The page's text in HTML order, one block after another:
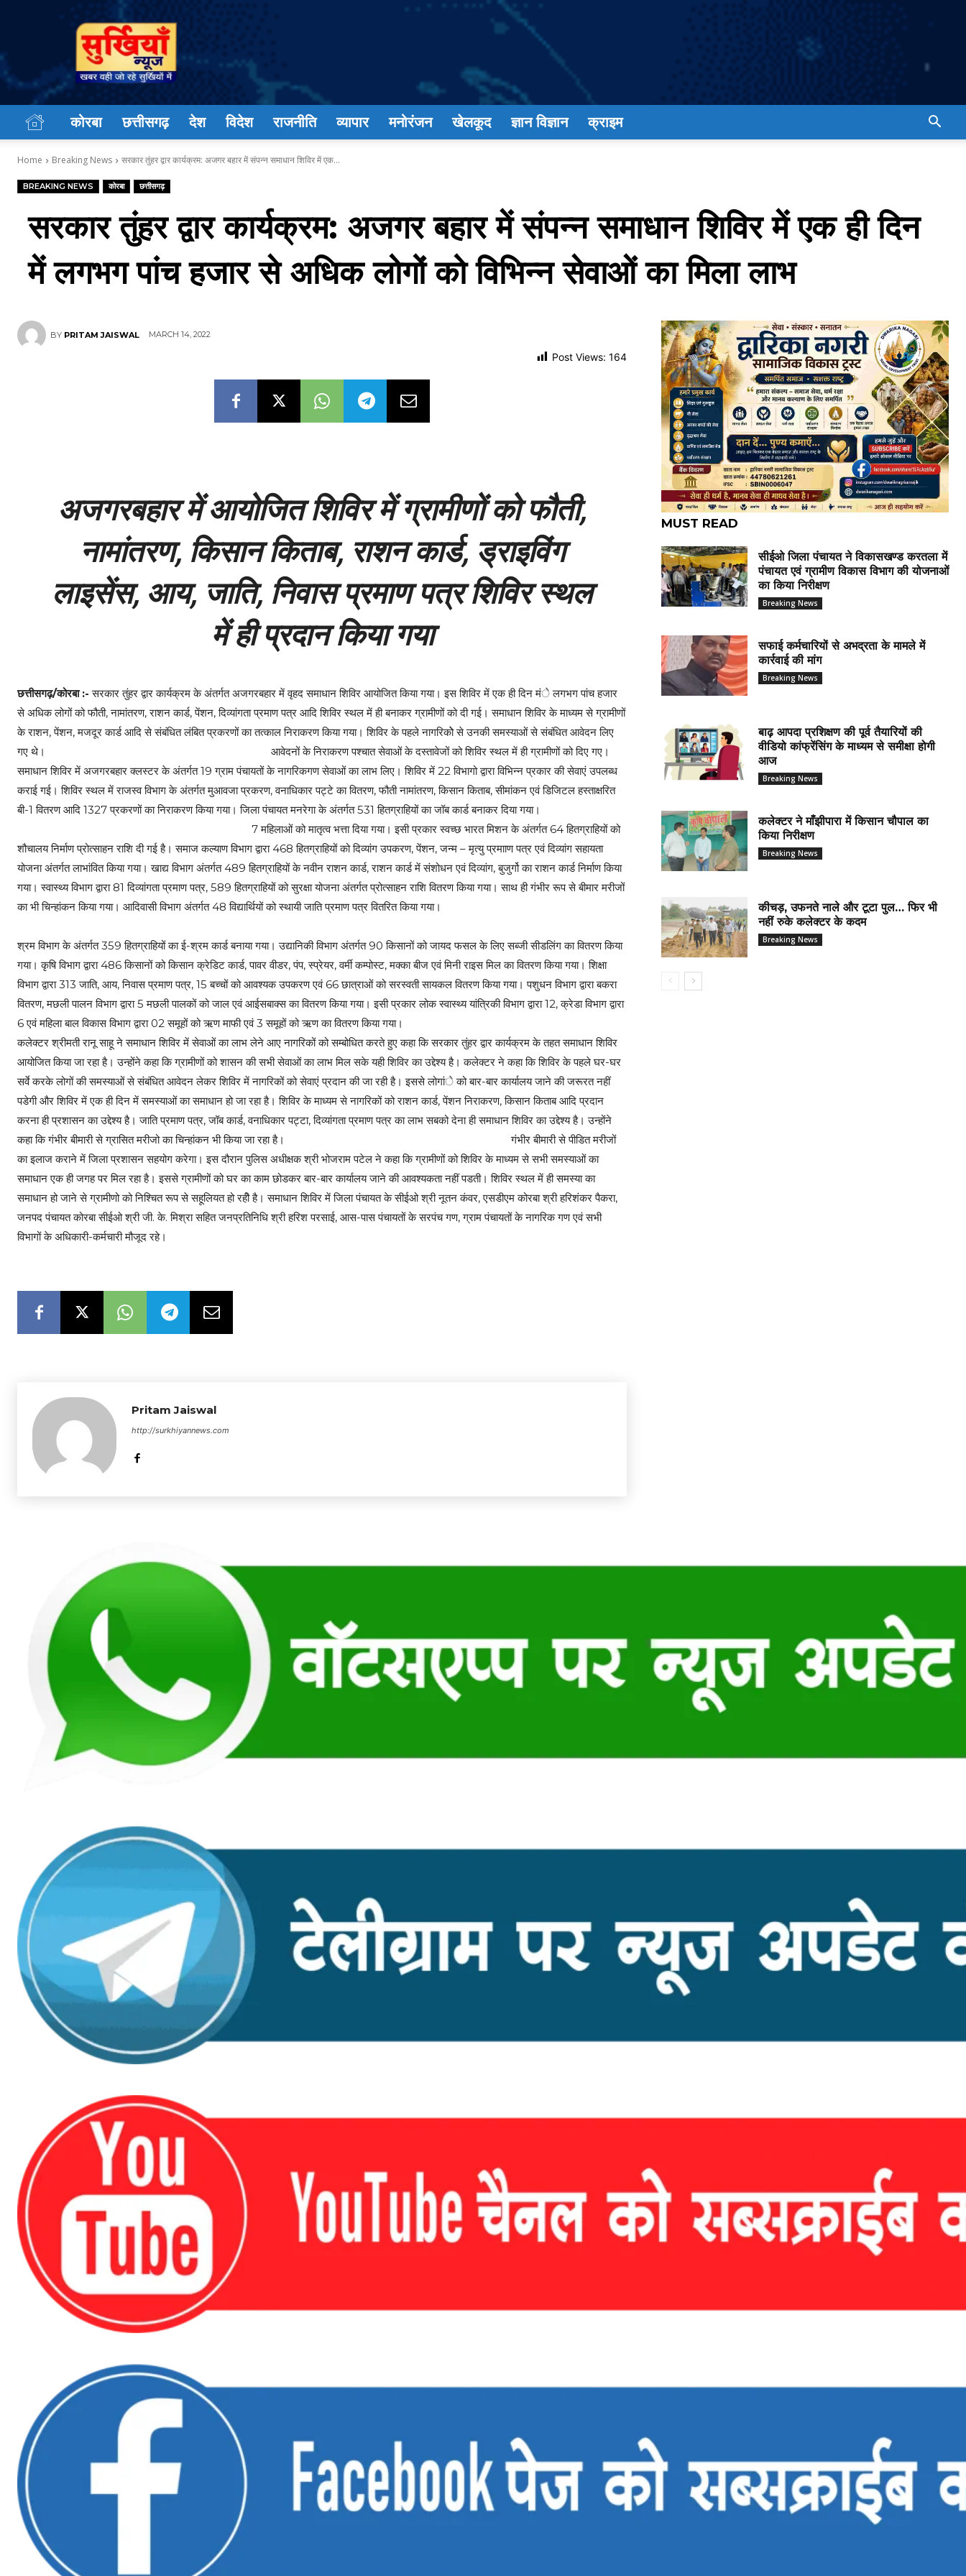
सुर्खियां
न्यूज़
कोरबा छत्तीसगढ़ देश विदेश राजनीति व्यापार मनोरंजन खेलकूद ज्ञान विज्ञान क्राइम
Home Breaking News सरकार तुंहर द्वार कार्यक्रम: अजगर बहार में संपन्न समाधान शिविर में एक...
BREAKING NEWS कोरबा छत्तीसगढ़
सरकार तुंहर द्वार कार्यक्रम: अजगर बहार में संपन्न समाधान शिविर में एक ही दिन
में लगभग पांच हजार से अधिक लोगों को विभिन्न सेवाओं का मिला लाभ
BY PRITAM JAISWAL MARCH 14, 2022
Post Views: 164
अजगरबहार में आयोजित शिविर में ग्रामीणों को फौती,
नामांतरण, किसान किताब, राशन कार्ड, ड्राइविंग
लाइसेंस, आय, जाति, निवास प्रमाण पत्र शिविर स्थल
में ही प्रदान किया गया
छत्तीसगढ़/कोरबा :-सरकार तुंहर द्वार कार्यक्रम के अंतर्गत अजगरबहार में वृहद समाधान शिविर आयोजित किया गया। इस शिविर में एक ही दिन मंे लगभग पांच हजार
से अधिक लोगों को फौती, नामांतरण, राशन कार्ड, पेंशन, दिव्यांगता प्रमाण पत्र आदि शिविर स्थल में ही बनाकर ग्रामीणों को दी गई। समाधान शिविर के माध्यम से ग्रामीणों
के राशन, पेंशन, मजदूर कार्ड आदि से संबंधित लंबित प्रकरणों का तत्काल निराकरण किया गया। शिविर के पहले नागरिकोे से उनकी समस्याओं से संबंधित आवेदन लिए
गए थे।
आवेदनों के निराकरण पश्चात सेवाओं के दस्तावेजों को शिविर स्थल में ही ग्रामीणों को दिए गए।
समाधान शिविर में अजगरबहार क्लस्टर के अंतर्गत 19 ग्राम पंचायतों के नागरिकगण सेवाओं का लाभ लिए। शिविर में 22 विभागो द्वारा विभिन्न प्रकार की सेवाएं उपलब्ध
कराई गई। शिविर स्थल में राजस्व विभाग के अंतर्गत मुआवजा प्रकरण, वनाधिकार पट्टे का वितरण, फौती नामांतरण, किसान किताब, सीमांकन एवं डिजिटल हस्ताक्षरित
बी-1 वितरण आदि 1327 प्रकरणों का निराकरण किया गया। जिला पंचायत मनरेगा के अंतर्गत 531 हितग्राहियों का जॉब कार्ड बनाकर दिया गया।
7 महिलाओं को मातृत्व भत्ता दिया गया। इसी प्रकार स्वच्छ भारत मिशन के अंतर्गत 64 हितग्राहियों को
शौचालय निर्माण प्रोत्साहन राशि दी गई है। समाज कल्याण विभाग द्वारा 468 हितग्राहियों को दिव्यांग उपकरण, पेंशन, जन्म – मृत्यु प्रमााण पत्र एवं दिव्यांग सहायता
योजना अंतर्गत लाभांवित किया गया। खाद्य विभाग अंतर्गत 489 हितग्राहियों के नवीन राशन कार्ड, राशन कार्ड में संशोधन एवं दिव्यांग, बुजुर्गो का राशन कार्ड निर्माण किया
गया। स्वास्थ्य विभाग द्वारा 81 दिव्यांगता प्रमाण पत्र, 589 हितग्राहियों को सुरक्षा योजना अंतर्गत प्रोत्साहन राशि वितरण किया गया। साथ ही गंभीर रूप से बीमार मरीजों
का भी चिन्हांकन किया गया। आदिवासी विभाग अंतर्गत 48 विद्यार्थियों को स्थायी जाति प्रमाण पत्र वितरित किया गया।
श्रम विभाग के अंतर्गत 359 हितग्राहियों का ई-श्रम कार्ड बनाया गया। उद्यानिकी विभाग अंतर्गत 90 किसानों को जायद फसल के लिए सब्जी सीडलिंग का वितरण किया
गया। कृषि विभाग द्वारा 486 किसानों को किसान क्रेडिट कार्ड, पावर वीडर, पंप, स्प्रेयर, वर्मी कम्पोस्ट, मक्का बीज एवं मिनी राइस मिल का वितरण किया गया। शिक्षा
विभाग द्वारा 313 जाति, आय, निवास प्रमाण पत्र, 15 बच्चों को आवश्यक उपकरण एवं 66 छात्राओं को सरस्वती सायकल वितरण किया गया। पशुधन विभाग द्वारा बकरा
वितरण, मछली पालन विभाग द्वारा 5 मछली पालकों को जाल एवं आईसबाक्स का वितरण किया गया। इसी प्रकार लोक स्वास्थ्य यांत्रिकी विभाग द्वारा 12, क्रेडा विभाग द्वारा
6 एवं महिला बाल विकास विभाग द्वारा 02 समूहों को ऋण माफी एवं 3 समूहों को ऋण का वितरण किया गया।
कलेक्टर श्रीमती रानू साहू ने समाधान शिविर में सेवाओं का लाभ लेने आए नागरिकों को सम्बोधित करते हुए कहा कि सरकार तुंहर द्वार कार्यक्रम के तहत समाधान शिविर
आयोजित किया जा रहा है। उन्होंने कहा कि ग्रामीणों को शासन की सभी सेवाओं का लाभ मिल सके यही शिविर का उद्देश्य है। कलेक्टर ने कहा कि शिविर के पहले घर-घर
सर्वे करके लोगों की समस्याओं से संबंधित आवेदन लेकर शिविर में नागरिकों को सेवाएं प्रदान की जा रही है। इससे लोगांे को बार-बार कार्यालय जाने की जरूरत नहीं
पडेगी और शिविर में एक ही दिन में समस्याओं का समाधान हो जा रहा है। शिविर के माध्यम से नागरिकों को राशन कार्ड, पेंशन निराकरण, किसान किताब आदि प्रदान
करना ही प्रशासन का उद्देश्य है। जाति प्रमाण पत्र, जॉब कार्ड, वनाधिकार पट्टा, दिव्यांगता प्रमाण पत्र का लाभ सबको देना ही समाधान शिविर का उद्देश्य है। उन्होंने
कहा कि गंभीर बीमारी से ग्रासित मरीजो का चिन्हांकन भी किया जा रहा है।
गंभीर बीमारी से पीडित मरीजों
का इलाज कराने में जिला प्रशासन सहयोग करेगा। इस दौरान पुलिस अधीक्षक श्री भोजराम पटेल ने कहा कि ग्रामीणों को शिविर के माध्यम से सभी समस्याओं का
समाधान एक ही जगह पर मिल रहा है। इससे ग्रामीणों को घर का काम छोडकर बार-बार कार्यालय जाने की आवश्यकता नहीं पडती। शिविर स्थल में ही समस्या का
समाधान हो जाने से ग्रामीणो को निश्चित रूप से सहूलियत हो रहीे है। समाधान शिविर में जिला पंचायत के सीईओ श्री नूतन कंवर, एसडीएम कोरबा श्री हरिशंकर पैकरा,
जनपद पंचायत कोरबा सीईओ श्री जी. के. मिश्रा सहित जनप्रतिनिधि श्री हरिश परसाई, आस-पास पंचायतों के सरपंच गण, ग्राम पंचायतों के नागरिक गण एवं सभी
विभागों के अधिकारी-कर्मचारी मौजूद रहे।
Pritam Jaiswal
http://surkhiyannews.com
MUST READ
सीईओ जिला पंचायत ने विकासखण्ड करतला में
पंचायत एवं ग्रामीण विकास विभाग की योजनाओं
का किया निरीक्षण
Breaking News
सफाई कर्मचारियों से अभद्रता के मामले में
कार्रवाई की मांग
Breaking News
बाढ़ आपदा प्रशिक्षण की पूर्व तैयारियों की
वीडियो कांफ्रेंसिंग के माध्यम से समीक्षा होगी
आज
Breaking News
कलेक्टर ने माँझीपारा में किसान चौपाल का
किया निरीक्षण
Breaking News
कीचड़, उफनते नाले और टूटा पुल… फिर भी
नहीं रुके कलेक्टर के कदम
Breaking News